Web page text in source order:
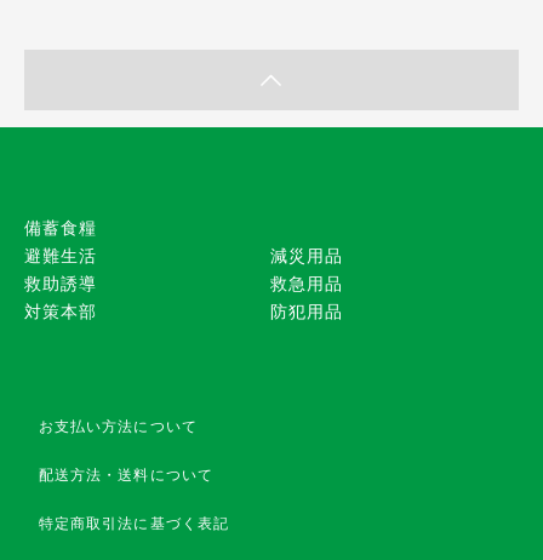
備蓄食糧
避難生活
救助誘導
対策本部
減災用品
救急用品
防犯用品
お支払い方法について
配送方法・送料について
特定商取引法に基づく表記